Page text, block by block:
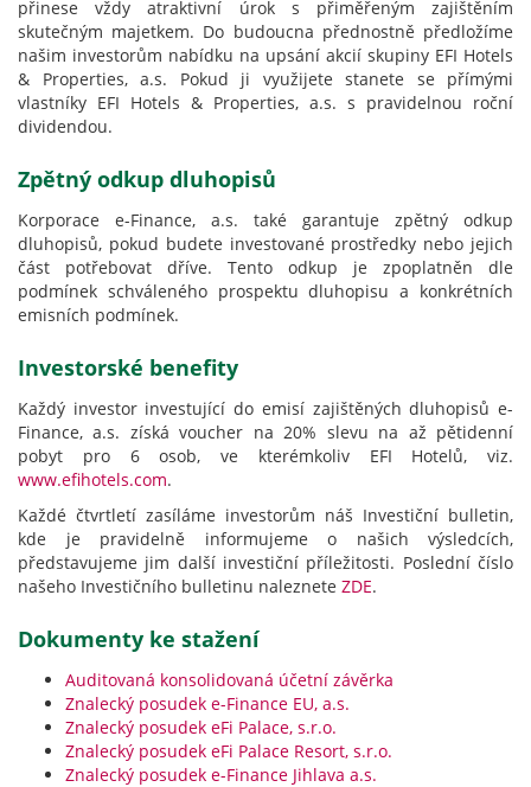
přinese vždy atraktivní úrok s přiměřeným zajištěním
skutečným majetkem. Do budoucna přednostně předložíme
našim investorům nabídku na upsání akcií skupiny EFI Hotels
& Properties, a.s. Pokud ji využijete stanete se přímými
vlastníky EFI Hotels & Properties, a.s. s pravidelnou roční
dividendou.
Zpětný odkup dluhopisů
Korporace e-Finance, a.s. také garantuje zpětný odkup
dluhopisů, pokud budete investované prostředky nebo jejich
část potřebovat dříve. Tento odkup je zpoplatněn dle
podmínek schváleného prospektu dluhopisu a konkrétních
emisních podmínek.
Investorské benefity
Každý investor investující do emisí zajištěných dluhopisů e-
Finance, a.s. získá voucher na 20% slevu na až pětidenní
pobyt pro 6 osob, ve kterémkoliv EFI Hotelů, viz.
www.efihotels.com.
Každé čtvrtletí zasíláme investorům náš Investiční bulletin,
kde je pravidelně informujeme o našich výsledcích,
představujeme jim další investiční příležitosti. Poslední číslo
našeho Investičního bulletinu naleznete ZDE.
Dokumenty ke stažení
Auditovaná konsolidovaná účetní závěrka
Znalecký posudek e-Finance EU, a.s.
Znalecký posudek eFi Palace, s.r.o.
Znalecký posudek eFi Palace Resort, s.r.o.
Znalecký posudek e-Finance Jihlava a.s.